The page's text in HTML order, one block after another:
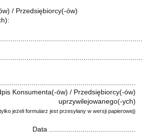
/ Przedsiębiorcy(-ów)
Konsumenta(-ów) / Przedsiębiorcy(-ów)
uprzywilejowanego(-ych)
jeżeli formularz jest przesyłany w wersji papierowej)
Data ............................................